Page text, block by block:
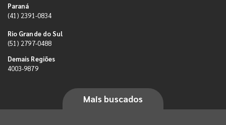
Paraná
(41) 2391-0834
Rio Grande do Sul
(51) 2797-0488
Demais Regiões
4003-9879
Mais buscados